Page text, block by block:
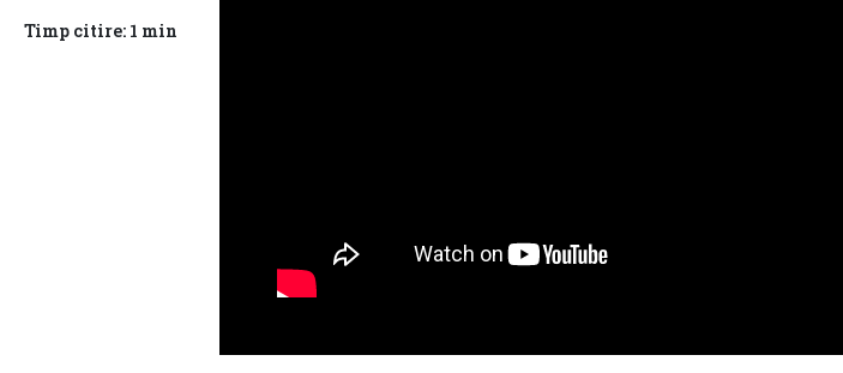
Timp citire: 1 min